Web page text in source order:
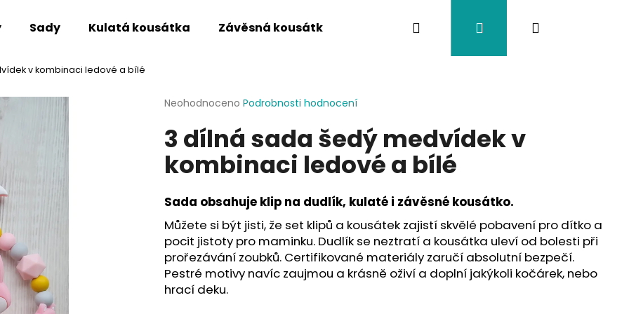
Sady Kulatá kousátka Závěsná kousátka Závěsy na kočárek Twistík kousátka
Hledat PřihlášeníNákupní
v kombinaci ledové a bílé
Průměrné
produktu
je
0,0
hvězdiček.
Neohodnoceno Podrobnosti hodnocení
3 dílná sada šedý medvídek v
kombinaci ledové a bílé
Sada obsahuje klip na dudlík, kulaté i závěsné kousátko.
Můžete si být jisti, že set klipů a kousátek zajistí skvělé pobavení pro dítko a
pocit jistoty pro maminku. Dudlík se neztratí a kousátka uleví od bolesti při
prořezávání zoubků. Certifikované materiály zaručí absolutní bezpečí.
Pestré motivy navíc zaujmou a krásně oživí a doplní jakýkoli kočárek, nebo
hrací deku.
Co potřebujete najít?
HLEDAT
Doporučujeme